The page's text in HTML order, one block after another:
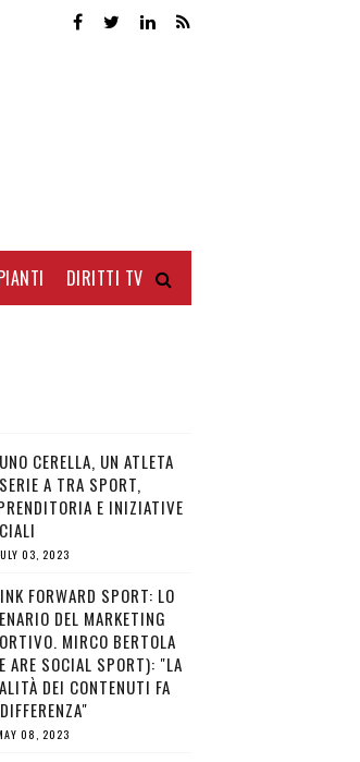
DIRITTI TV
CERELLA, UN ATLETA
A TRA SPORT,
E INIZIATIVE
03, 2023
FORWARD SPORT: LO
DEL MARKETING
MIRCO BERTOLA
ARE SOCIAL SPORT): "LA
DEI CONTENUTI FA
08, 2023